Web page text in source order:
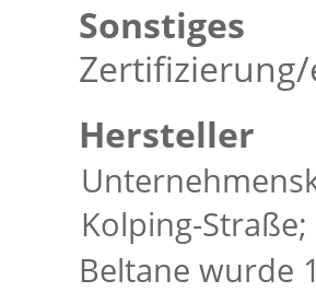
Sonstiges
Zertifizierung/
Hersteller
Kolping-
Beltane wurde